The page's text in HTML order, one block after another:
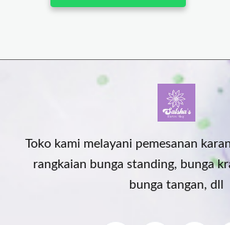
Toko kami melayani pemesanan
rangkaian bunga standing, bunga
bunga tangan, dll